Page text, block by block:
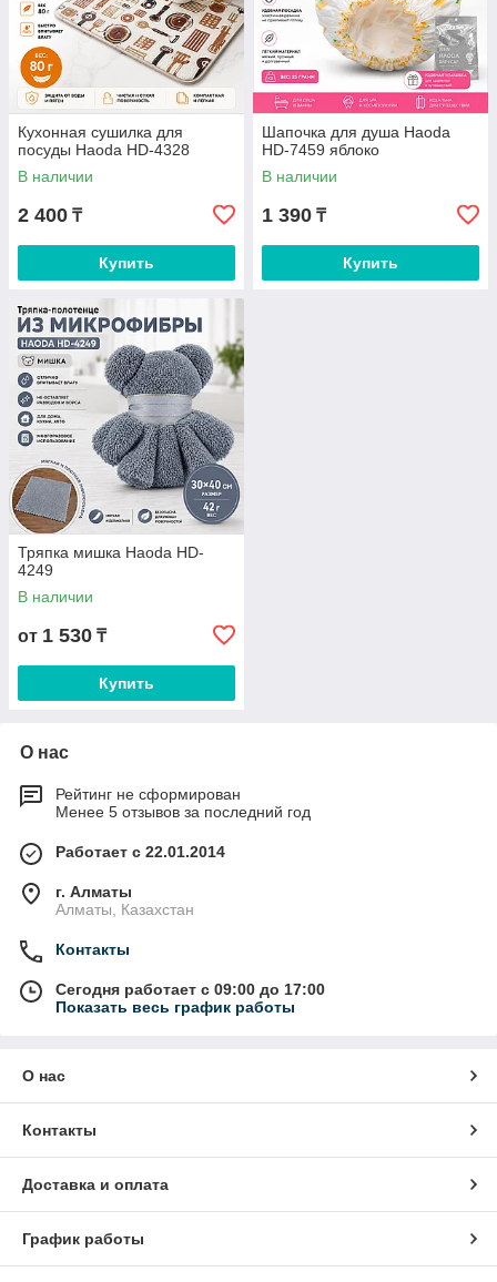
Кухонная сушилка для
посуды Haoda HD-4328
В наличии
2 400 ₸
Купить
Шапочка для душа Haoda
HD-7459 яблоко
В наличии
1 390 ₸
Купить
Тряпка мишка Haoda HD-
4249
В наличии
от 1 530 ₸
Купить
О нас
Рейтинг не сформирован
Менее 5 отзывов за последний год
Работает с 22.01.2014
г. Алматы
Алматы, Казахстан
Контакты
Сегодня работает с 09:00 до 17:00
Показать весь график работы
О нас
Контакты
Доставка и оплата
График работы